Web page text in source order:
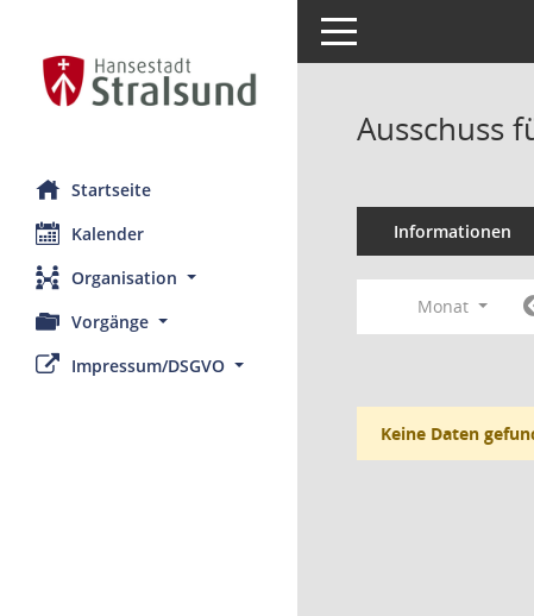
Startseite
Kalender
Organisation
Vorgänge
Impressum/DSGVO
Toggle navigation
Ausschuss
Informationen
Monat
Keine Daten